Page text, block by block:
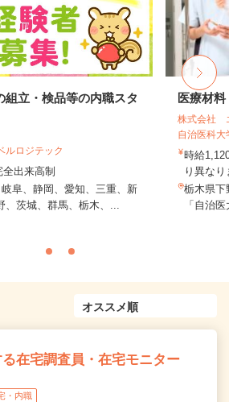
組立・検品等の内職スタ
ルロジテック
全出来高制
阜、静岡、愛知、三重、新
、茨城、群馬、栃木、...
医療材
株式会社
自治医科大
時給
り異な
栃木県下
「自治
在宅調査員・在宅モニター
・内職